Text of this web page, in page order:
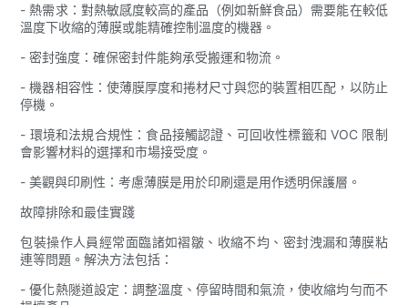
- 熱需求：對熱敏感度較高的產品（例如新鮮食品）需要能在較低
溫度下收縮的薄膜或能精確控制溫度的機器。
- 密封強度：確保密封件能夠承受搬運和物流。
- 機器相容性：使薄膜厚度和捲材尺寸與您的裝置相匹配，以防止
停機。
- 環境和法規合規性：食品接觸認證、可回收性標籤和 VOC 限制
會影響材料的選擇和市場接受度。
- 美觀與印刷性：考慮薄膜是用於印刷還是用作透明保護層。
故障排除和最佳實踐
包裝操作人員經常面臨諸如褶皺、收縮不均、密封洩漏和薄膜粘
連等問題。解決方法包括：
- 優化熱隧道設定：調整溫度、停留時間和氣流，使收縮均勻而不